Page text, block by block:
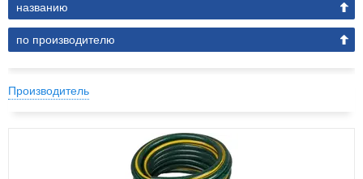
названию
по производителю
Производитель